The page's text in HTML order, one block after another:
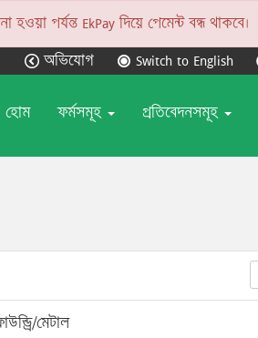
পর্যন্ত EkPay দিয়ে পেমেন্ট বন্ধ থাকবে।
অভিযোগ Switch to English
হোম ফর্মসমূহ প্রতিবেদনসমূহ
মেটাল